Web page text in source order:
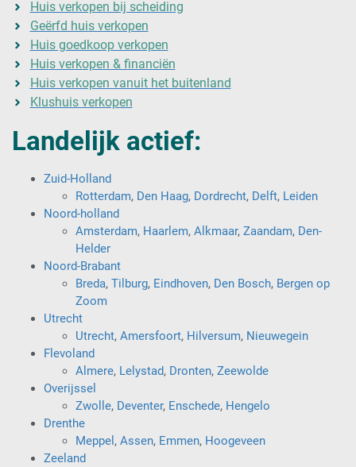
Huis verkopen bij scheiding
Geërfd huis verkopen
Huis goedkoop verkopen
Huis verkopen & financiën
Huis verkopen vanuit het buitenland
Klushuis verkopen
Landelijk actief:
Zuid-Holland
Rotterdam, Den Haag, Dordrecht, Delft, Leiden
Noord-holland
Amsterdam, Haarlem, Alkmaar, Zaandam, Den-
Helder
Noord-Brabant
Breda, Tilburg, Eindhoven, Den Bosch, Bergen op
Zoom
Utrecht
Utrecht, Amersfoort, Hilversum, Nieuwegein
Flevoland
Almere, Lelystad, Dronten, Zeewolde
Overijssel
Zwolle, Deventer, Enschede, Hengelo
Drenthe
Meppel , Assen, Emmen, Hoogeveen
Zeeland